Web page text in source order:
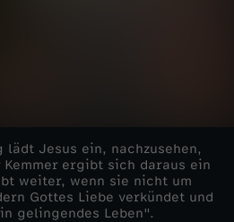
lädt Jesus ein, nachzusehen,
ergibt sich daraus ein
weiter, wenn sie nicht um
Gottes Liebe verkündet und
gelingendes Leben".